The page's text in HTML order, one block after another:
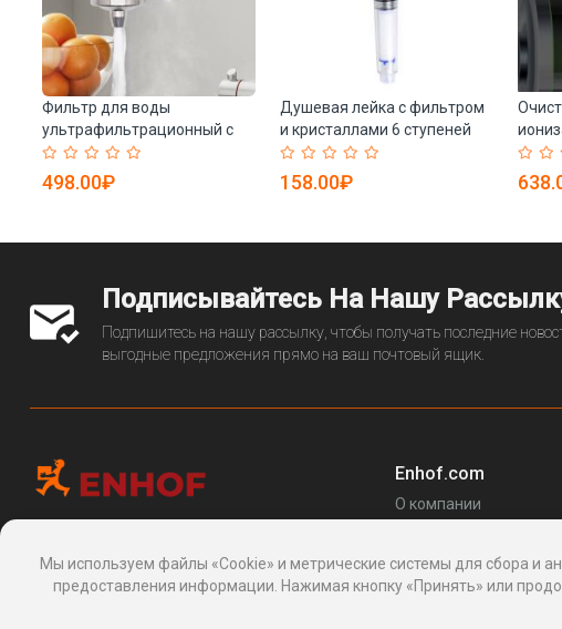
Фильтр для воды
ультрафильтрационный с
активированным углем (арт.
25-5085270)
498.00₽
Душевая лейка с фильтром
и кристаллами 6 ступеней
(арт. 25-5085090)
158.00₽
USB
Подписывайтесь На Нашу
Подпишитесь на нашу рассылку, чтобы получать последние
выгодные предложения прямо на ваш почтовый ящик.
, 24, Макаренко, Сочи, Краснодарский
край 354003, Россия
Enhof.com
О компании
Блог
Мы используем файлы «Cookie» и метрические системы для сбора и
предоставления информации. Нажимая кнопку «Принять» или